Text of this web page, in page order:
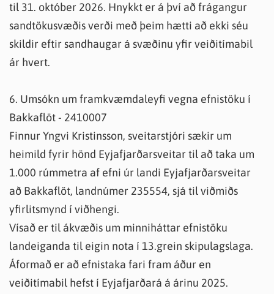
til 31. október 2026. Hnykkt er á því að frágangur
sandtökusvæðis verði með þeim hætti að ekki séu
skildir eftir sandhaugar á svæðinu yfir veiðitímabil
ár hvert.
6. Umsókn um framkvæmdaleyfi vegna efnistöku í
Bakkaflöt - 2410007
Finnur Yngvi Kristinsson, sveitarstjóri sækir um
heimild fyrir hönd Eyjafjarðarsveitar til að taka um
1.000 rúmmetra af efni úr landi Eyjafjarðarsveitar
að Bakkaflöt, landnúmer 235554, sjá til viðmiðs
yfirlitsmynd í viðhengi.
Vísað er til ákvæðis um minniháttar efnistöku
landeiganda til eigin nota í 13.grein skipulagslaga.
Áformað er að efnistaka fari fram áður en
veiðitímabil hefst í Eyjafjarðará á árinu 2025.